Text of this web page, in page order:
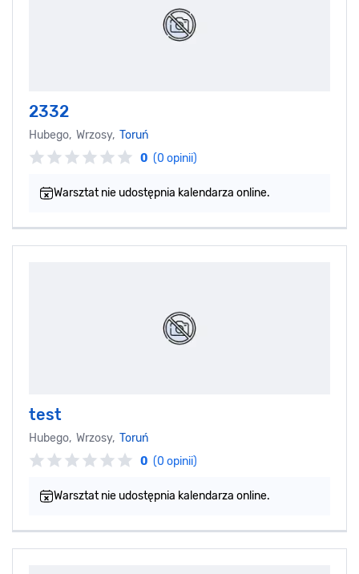
2332
Hubego, Wrzosy, Toruń
0 (0 opinii)
Warsztat nie udostępnia kalendarza online.
test
Hubego, Wrzosy, Toruń
0 (0 opinii)
Warsztat nie udostępnia kalendarza online.